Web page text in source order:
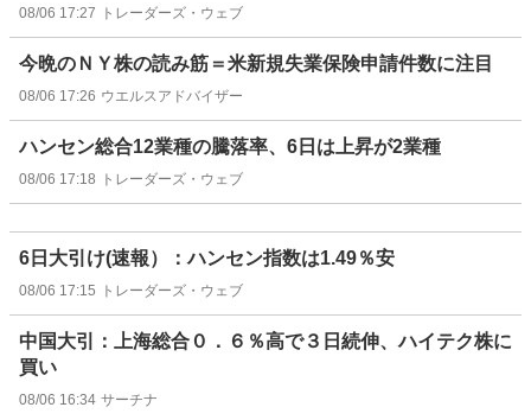
08/06 17:27 トレーダーズ・ウェブ
今晩のＮＹ株の読み筋＝米新規失業保険申請件数に注目
08/06 17:26 ウエルスアドバイザー
ハンセン総合12業種の騰落率、6日は上昇が2業種
08/06 17:18 トレーダーズ・ウェブ
6日大引け(速報）：ハンセン指数は1.49％安
08/06 17:15 トレーダーズ・ウェブ
中国大引：上海総合０．６％高で３日続伸、ハイテク株に
買い
08/06 16:34 サーチナ